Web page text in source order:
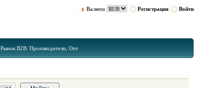
Валюта Регистрация Войти
Рынок B2B: Производители, Опт